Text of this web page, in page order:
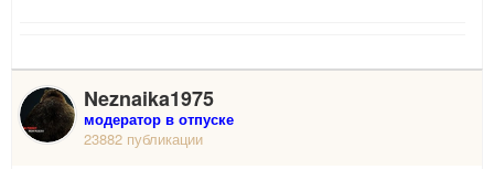
Neznaika1975
модератор в отпуске
23882 публикации